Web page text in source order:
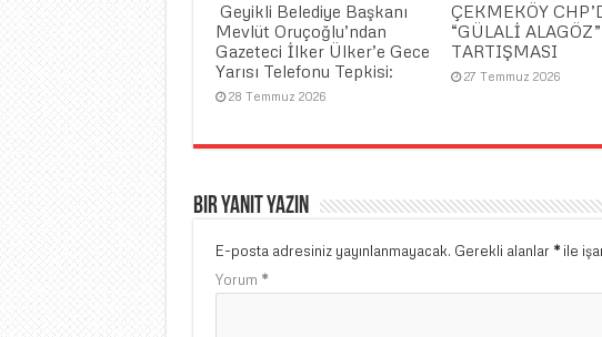
​ Geyikli Belediye Başkanı
Mevlüt Oruçoğlu’ndan
Gazeteci İlker Ülker’e Gece
Yarısı Telefonu Tepkisi:
28 Temmuz 2026
ÇEKMEKÖY
“GÜLALİ ALAGÖZ”
TARTIŞMASI
27 Temmuz 2026
Bir yanıt yazın
E-posta adresiniz yayınlanmayacak. Gerekli alanlar *ile
Yorum *